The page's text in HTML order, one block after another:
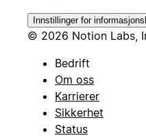
Innstillinger for
© 2026 Notion Labs,
Bedrift
Om oss
Karrierer
Sikkerhet
Status